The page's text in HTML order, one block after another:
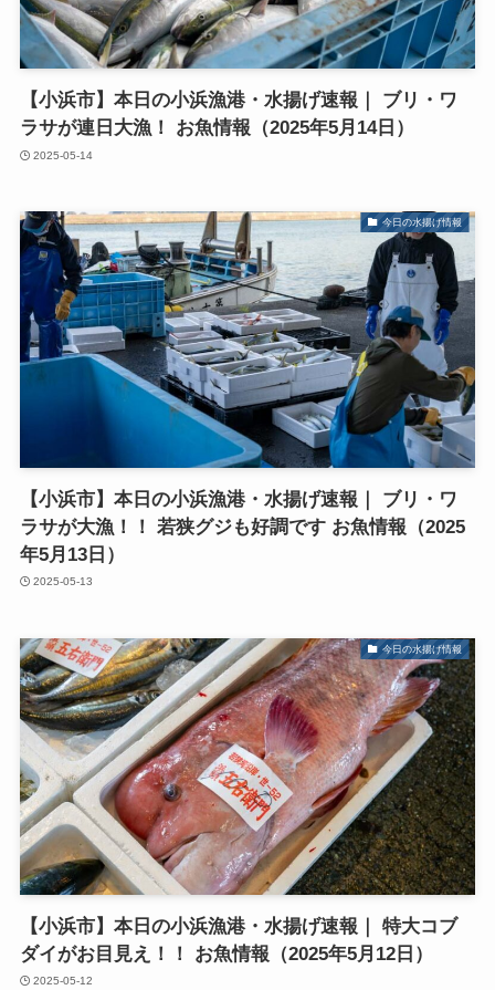
【小浜市】本日の小浜漁港・水揚げ速報｜ ブリ・ワ
ラサが連日大漁！ お魚情報（2025年5月14日）
2025-05-14
今日の水揚げ情報
【小浜市】本日の小浜漁港・水揚げ速報｜ ブリ・ワ
ラサが大漁！！ 若狭グジも好調です お魚情報（2025
年5月13日）
2025-05-13
今日の水揚げ情報
【小浜市】本日の小浜漁港・水揚げ速報｜ 特大コブ
ダイがお目見え！！ お魚情報（2025年5月12日）
2025-05-12